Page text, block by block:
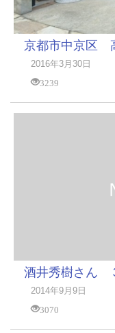
京都市中京区
2016年3月30日
3239
酒井秀樹さん
2014年9月9日
3070